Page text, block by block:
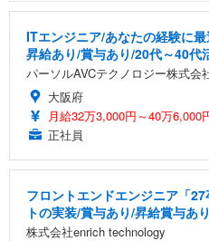
ITエンジニア/あなたの経験に
昇給あり/賞与あり/20代～40代
パーソルAVCテクノロジー株式会
大阪府
月給32万3,000円～40万6,000
正社員
フロントエンドエンジニア「
トの実装/賞与あり/昇給賞与あ
株式会社enrich technology